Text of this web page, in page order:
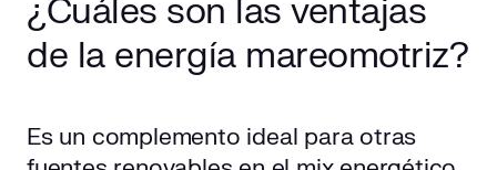
¿Cuáles son las ventajas
de la energía mareomotriz?
Es un complemento ideal para otras